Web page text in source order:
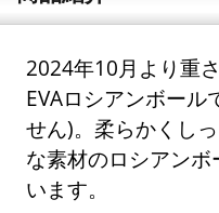
2024年10月より重
EVAロシアンボー
せん)。柔らかくし
な素材のロシアン
います。